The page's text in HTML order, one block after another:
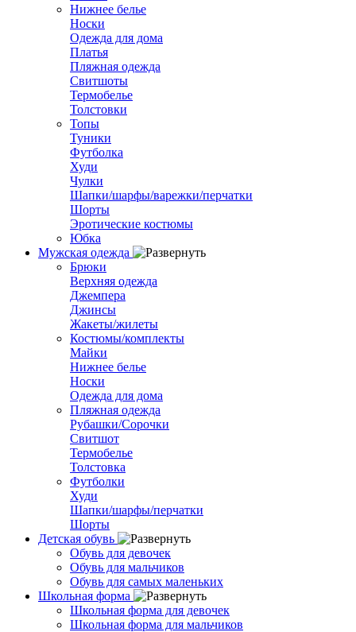
Нижнее белье
Носки
Одежда для дома
Платья
Пляжная одежда
Свитшоты
Термобелье
Толстовки
Топы
Туники
Футболка
Худи
Чулки
Шапки/шарфы/варежки/перчатки
Шорты
Эротические костюмы
Юбка
Мужская одежда
Брюки
Верхняя одежда
Джемпера
Джинсы
Жакеты/жилеты
Костюмы/комплекты
Майки
Нижнее белье
Носки
Одежда для дома
Пляжная одежда
Рубашки/Сорочки
Свитшот
Термобелье
Толстовка
Футболки
Худи
Шапки/шарфы/перчатки
Шорты
Детская обувь
Обувь для девочек
Обувь для мальчиков
Обувь для самых маленьких
Школьная форма
Школьная форма для девочек
Школьная форма для мальчиков